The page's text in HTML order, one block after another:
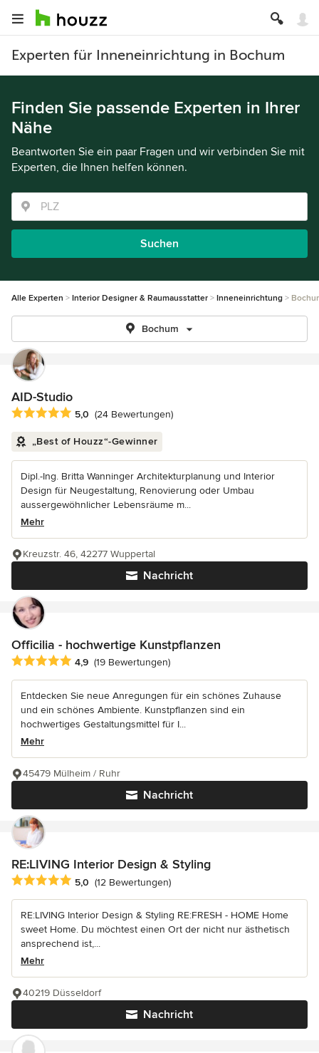
Experten für Inneneinrichtung in Bochum
Finden Sie passende Experten in Ihrer
Nähe
Beantworten Sie ein paar Fragen und wir verbinden Sie mit
Experten, die Ihnen helfen können.
Suchen
Alle Experten Interior Designer & Raumausstatter Inneneinrichtung
Bochum
AID-Studio
Durchschnittliche Bewertung: 5 von 5 Sternen
5,0 (24 Bewertungen)
„Best of Houzz“-Gewinner
Dipl.-Ing. Britta Wanninger Architekturplanung und Interior
Design für Neugestaltung, Renovierung oder Umbau
aussergewöhnlicher Lebensräume m...
Mehr
Nachricht
Kreuzstr. 46, 42277 Wuppertal
Officilia - hochwertige Kunstpflanzen
Durchschnittliche Bewertung: 4.9 von 5 Sternen
4,9 (19 Bewertungen)
Entdecken Sie neue Anregungen für ein schönes Zuhause
und ein schönes Ambiente. Kunstpflanzen sind ein
hochwertiges Gestaltungsmittel für I...
Mehr
Nachricht
45479 Mülheim / Ruhr
RE:LIVING Interior Design & Styling
Durchschnittliche Bewertung: 5 von 5 Sternen
5,0 (12 Bewertungen)
RE:LIVING Interior Design & Styling RE:FRESH - HOME Home
sweet Home. Du möchtest einen Ort der nicht nur ästhetisch
ansprechend ist,...
Mehr
Nachricht
40219 Düsseldorf